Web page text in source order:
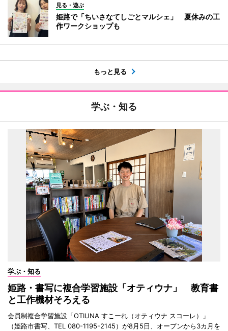
見る・遊ぶ
姫路で「ちいさなてしごとマルシェ」 夏休みの工
作ワークショップも
もっと見る
学ぶ・知る
学ぶ・知る
姫路・書写に複合学習施設「オティウナ」 教育書
と工作機材そろえる
会員制複合学習施設「OTIUNA すこーれ（オティウナ スコーレ）」
（姫路市書写、TEL 080-1195-2145）が8月5日、オープンから3カ月を